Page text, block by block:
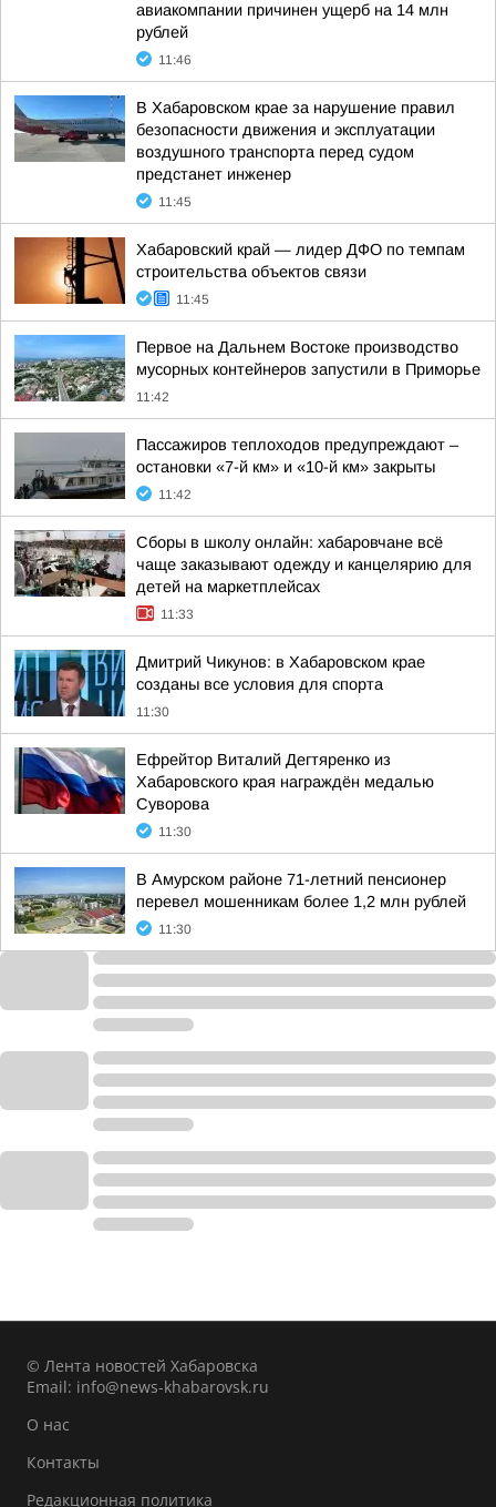
авиакомпании причинен ущерб на 14 млн
рублей
11:46
В Хабаровском крае за нарушение правил
безопасности движения и эксплуатации
воздушного транспорта перед судом
предстанет инженер
11:45
Хабаровский край — лидер ДФО по темпам
строительства объектов связи
11:45
Первое на Дальнем Востоке производство
мусорных контейнеров запустили в Приморье
11:42
Пассажиров теплоходов предупреждают –
остановки «7-й км» и «10-й км» закрыты
11:42
Сборы в школу онлайн: хабаровчане всё
чаще заказывают одежду и канцелярию для
детей на маркетплейсах
11:33
Дмитрий Чикунов: в Хабаровском крае
созданы все условия для спорта
11:30
Ефрейтор Виталий Дегтяренко из
Хабаровского края награждён медалью
Суворова
11:30
В Амурском районе 71-летний пенсионер
перевел мошенникам более 1,2 млн рублей
11:30
© Лента новостей Хабаровска
Email: info@news-khabarovsk.ru
О нас
Контакты
Редакционная политика